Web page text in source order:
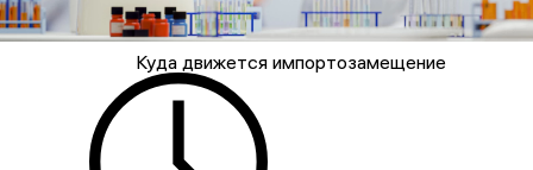
Куда движется импортозамещение